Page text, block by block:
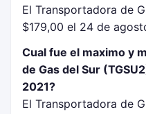
El Transportadora de
$179,00 el 24 de
Cual fue el maximo y
de Gas del Sur
2021?
El Transportadora de